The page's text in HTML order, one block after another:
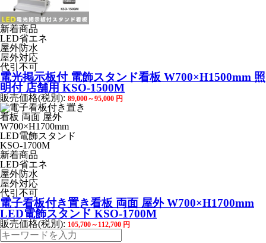
新着商品
LED省エネ
屋外防水
屋外対応
代引不可
電光掲示板付 電飾スタンド看板 W700×H1500mm 照
明付 店舗用 KSO-1500M
販売価格(税別): 89,000～95,000 円
新着商品
LED省エネ
屋外防水
屋外対応
代引不可
電子看板付き置き看板 両面 屋外 W700×H1700mm
LED電飾スタンド KSO-1700M
販売価格(税別): 105,700～112,700 円